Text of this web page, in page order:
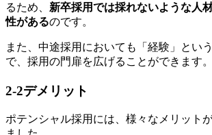
るため、 新卒採用では採れないような人
性があるのです。
また、中途採用においても「経験」とい
で、採用の門扉を広げることができます。
2-2デメリット
ポテンシャル採用には、様々なメリット